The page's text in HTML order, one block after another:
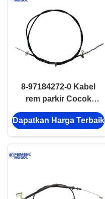
8-97184272-0 Kabel
rem parkir Cocok
ISUZU 600P 100P
Drive Series Bagian
Dapatkan Harga Terbaik